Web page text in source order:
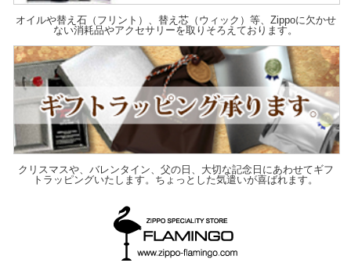
オイルや替え石（フリント）、替え芯（ウィック）等、Zippoに欠かせ
ない消耗品やアクセサリーを取りそろえております。
クリスマスや、バレンタイン、父の日、大切な記念日にあわせてギフ
トラッピングいたします。ちょっとした気遣いが喜ばれます。